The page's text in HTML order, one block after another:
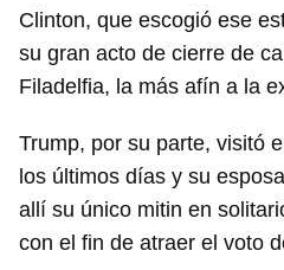
Clinton, que escogió ese
su gran acto de cierre de
Filadelfia, la más afín a la
Trump, por su parte, visitó
los últimos días y su
allí su único mitin en
con el fin de atraer el voto